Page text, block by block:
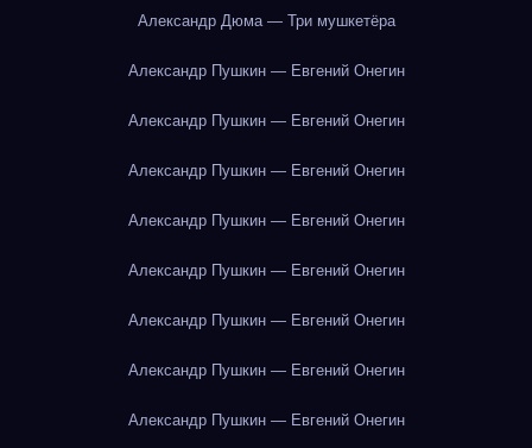
Александр Дюма — Три мушкетёра
Александр Пушкин — Евгений Онегин
Александр Пушкин — Евгений Онегин
Александр Пушкин — Евгений Онегин
Александр Пушкин — Евгений Онегин
Александр Пушкин — Евгений Онегин
Александр Пушкин — Евгений Онегин
Александр Пушкин — Евгений Онегин
Александр Пушкин — Евгений Онегин